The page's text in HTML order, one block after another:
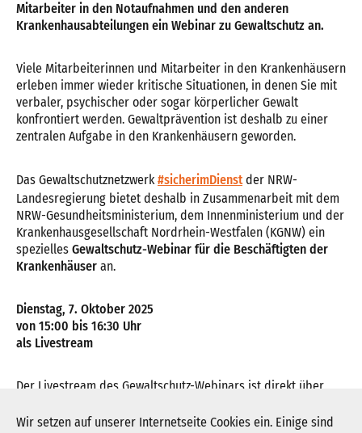
Wir setzen auf unserer Internetseite Cookies ein. Einige sind
Mitarbeiter in den Notaufnahmen und den anderen
Krankenhausabteilungen ein Webinar zu Gewaltschutz an.
Viele Mitarbeiterinnen und Mitarbeiter in den Krankenhäusern
erleben immer wieder kritische Situationen, in denen Sie mit
verbaler, psychischer oder sogar körperlicher Gewalt
konfrontiert werden. Gewaltprävention ist deshalb zu einer
zentralen Aufgabe in den Krankenhäusern geworden.
Das Gewaltschutznetzwerk#sicherimDienstder NRW-
Landesregierung bietet deshalb in Zusammenarbeit mit dem
NRW-Gesundheitsministerium, dem Innenministerium und der
Krankenhausgesellschaft Nordrhein-Westfalen (KGNW) ein
spezielles Gewaltschutz-Webinar für die Beschäftigten der
Krankenhäuser an.
Dienstag, 7. Oktober 2025
von 15:00 bis 16:30 Uhr
als Livestream
Der Livestream des Gewaltschutz-Webinars ist direkt über
https://url.nrw/Gewaltschutz-in-Kliniken